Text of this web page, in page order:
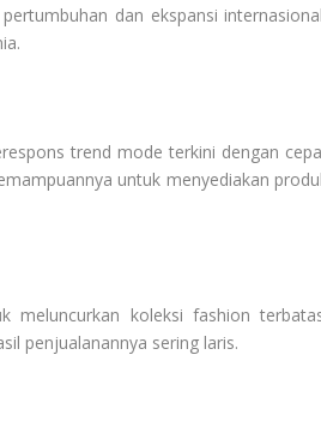
dan ekspansi
trend mode terkini dengan
untuk menyediakan
meluncurkan koleksi fashion
penjualanannya sering laris.